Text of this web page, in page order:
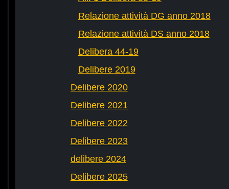
Relazione attività DG anno 2018
Relazione attività DS anno 2018
Delibera 44-19
Delibere 2019
Delibere 2020
Delibere 2021
Delibere 2022
Delibere 2023
delibere 2024
Delibere 2025